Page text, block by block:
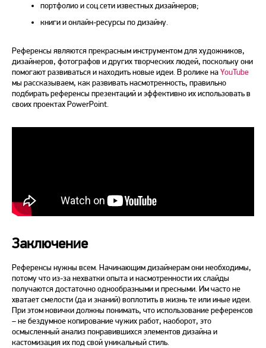
портфолио и соц.сети известных дизайнеров;
книги и онлайн-ресурсы по дизайну.
Референсы являются прекрасным инструментом для художников,
дизайнеров, фотографов и других творческих людей, поскольку они
помогают развиваться и находить новыеидеи . В ролике наYouTube
мы рассказываем, как развивать насмотренность, правильно
подбиратьреференсы презентацийи эффективно их использовать в
своих проектахPowerPoint
Заключение
Референсы нужны всем. Начинающим дизайнерам они необходимы,
потому что из-за нехватки опыта и насмотренности их слайды
получаются достаточно однообразными и пресными. Им часто не
хватает смелости (да и знаний) воплотить в жизнь те или иные идеи.
При этом новички должны понимать, что использование референсов
– не бездумное копирование чужих работ, наоборот, это
осмысленный анализ понравившихся элементов дизайна и
кастомизация их под свой уникальный стиль.